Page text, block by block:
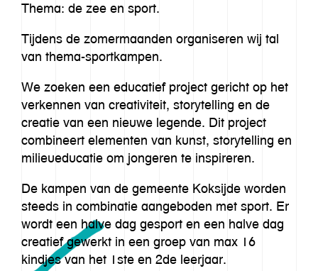
Thema: de zee en sport.
Tijdens de zomermaanden organiseren wij tal
van thema-sportkampen.
We zoeken een educatief project gericht op het
verkennen van creativiteit, storytelling en de
creatie van een nieuwe legende. Dit project
combineert elementen van kunst, storytelling en
milieueducatie om jongeren te inspireren.
De kampen van de gemeente Koksijde worden
steeds in combinatie aangeboden met sport. Er
wordt een halve dag gesport en een halve dag
creatief gewerkt in een groep van max 16
kindjes van het 1ste en 2de leerjaar.